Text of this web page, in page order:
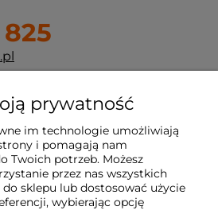
825
prywatność
im technologie umożliwiają
i pomagają nam
Twoich potrzeb. Możesz
przez nas wszystkich
sklepu lub dostosować użycie
wybierając opcję